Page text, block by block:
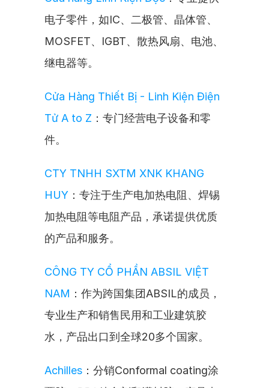
电子零件，如IC、二极管、晶体管、
MOSFET、IGBT、散热风扇、电池、
继电器等。
Cửa Hàng Thiết Bị - Linh Kiện Điện
Tử A to Z ：专门经营电子设备和零
件。
CTY TNHH SXTM XNK KHANG
HUY ：专注于生产电加热电阻、焊锡
加热电阻等电阻产品，承诺提供优质
的产品和服务。
CÔNG TY CỔ PHẦN ABSIL VIỆT
NAM ：作为跨国集团ABSIL的成员，
专业生产和销售民用和工业建筑胶
水，产品出口到全球20多个国家。
Achilles ：分销Conformal coating涂